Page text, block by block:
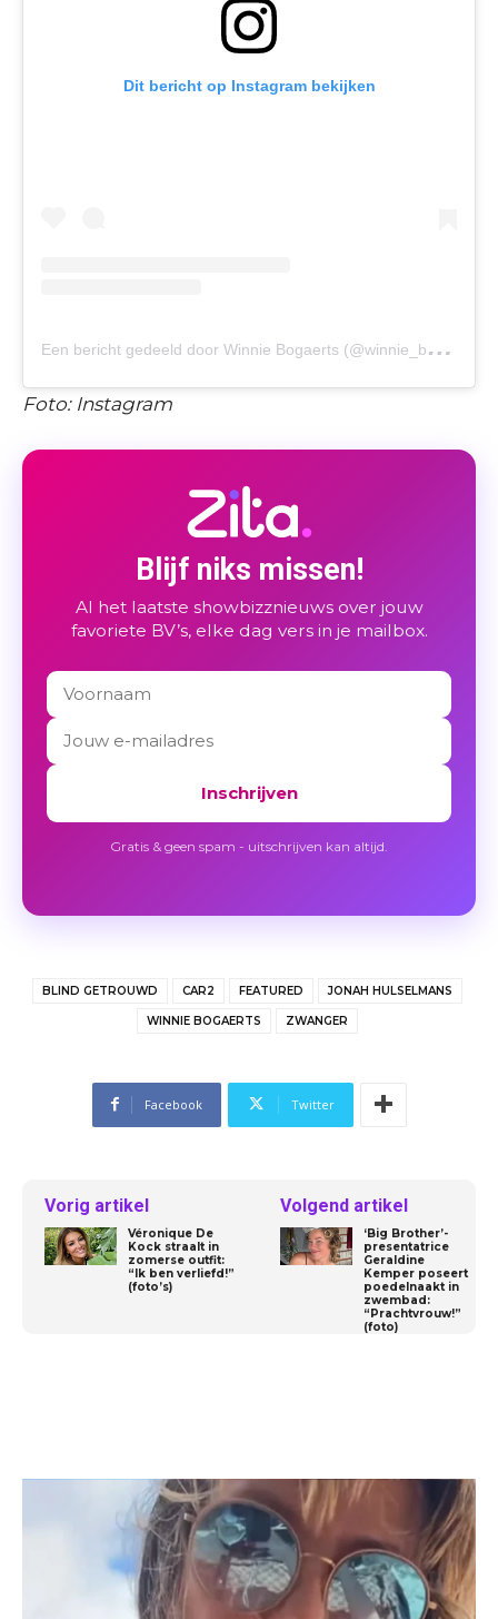
Dit bericht op Instagram bekijken
E
en bericht gedeeld door Winnie Bogaerts (@winnie_bogaerts)
Foto: Instagram
Blijf niks missen!
Al het laatste showbizznieuws over jouw
favoriete BV’s, elke dag vers in je mailbox.
Inschrijven
Gratis & geen spam - uitschrijven kan altijd.
BLIND GETROUWD CAR2 FEATURED JONAH HULSELMANS
WINNIE BOGAERTS ZWANGER
Facebook Twitter
Vorig artikel
Véronique De
Kock straalt in
zomerse outfit:
“Ik ben verliefd!”
(foto’s)
Volgend artikel
‘Big Brother’-
presentatrice
Geraldine
Kemper poseert
poedelnaakt in
zwembad:
“Prachtvrouw!”
(foto)